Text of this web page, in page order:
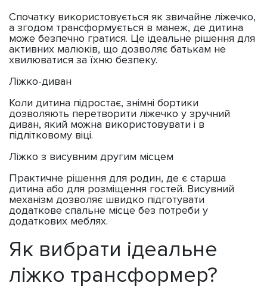
Спочатку використовується як звичайне ліжечко,
а згодом трансформується в манеж, де дитина
може безпечно гратися. Це ідеальне рішення для
активних малюків, що дозволяє батькам не
хвилюватися за їхню безпеку.
Ліжко-диван
Коли дитина підростає, знімні бортики
дозволяють перетворити ліжечко у зручний
диван, який можна використовувати і в
підлітковому віці.
Ліжко з висувним другим місцем
Практичне рішення для родин, де є старша
дитина або для розміщення гостей. Висувний
механізм дозволяє швидко підготувати
додаткове спальне місце без потреби у
додаткових меблях.
Як вибрати ідеальне
ліжко трансформер?